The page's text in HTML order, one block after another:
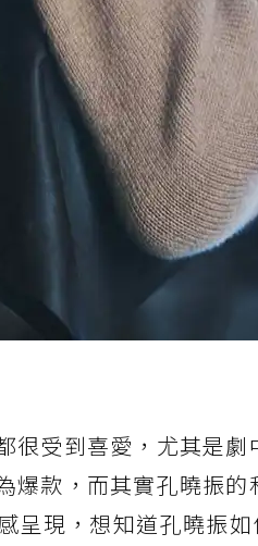
受到喜愛，尤其是
爆款，而其實孔曉振
呈現，想知道孔曉振